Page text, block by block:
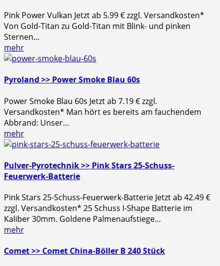
Pink Power Vulkan Jetzt ab 5.99 € zzgl. Versandkosten*
Von Gold-Titan zu Gold-Titan mit Blink- und pinken
Sternen…
mehr
Pyroland >> Power Smoke Blau 60s
Power Smoke Blau 60s Jetzt ab 7.19 € zzgl.
Versandkosten* Man hört es bereits am fauchendem
Abbrand: Unser…
mehr
Pulver-Pyrotechnik >> Pink Stars 25-Schuss-
Feuerwerk-Batterie
Pink Stars 25-Schuss-Feuerwerk-Batterie Jetzt ab 42.49 €
zzgl. Versandkosten* 25 Schuss I-Shape Batterie im
Kaliber 30mm. Goldene Palmenaufstiege…
mehr
Comet >> Comet China-Böller B 240 Stück